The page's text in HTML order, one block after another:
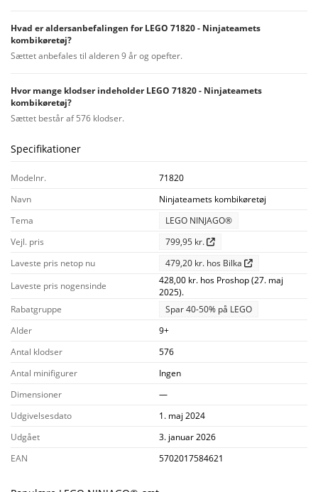
Hvad er aldersanbefalingen for LEGO 71820 - Ninjateamets
kombikøretøj?
Sættet anbefales til alderen 9 år og opefter.
Hvor mange klodser indeholder LEGO 71820 - Ninjateamets
kombikøretøj?
Sættet består af 576 klodser.
Specifikationer
Modelnr.
71820
Navn
Ninjateamets kombikøretøj
Tema
LEGO NINJAGO®
Vejl. pris
799,95 kr.
Laveste pris netop nu
479,20 kr. hos Bilka
Laveste pris nogensinde
428,00 kr. hos Proshop (27. maj
2025).
Rabatgruppe
Spar 40-50% på LEGO
Alder
9+
Antal klodser
576
Antal minifigurer
Ingen
Dimensioner
—
Udgivelsesdato
1. maj 2024
Udgået
3. januar 2026
EAN
5702017584621